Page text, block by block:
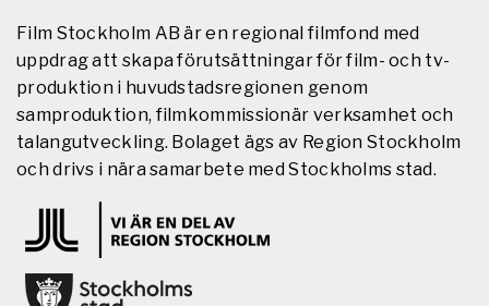
Film Stockholm AB är en regional filmfond med
uppdrag att skapa förutsättningar för film- och tv-
produktion i huvudstadsregionen genom
samproduktion, filmkommissionär verksamhet och
talangutveckling. Bolaget ägs av Region Stockholm
och drivs i nära samarbete med Stockholms stad.